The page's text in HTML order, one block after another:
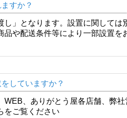
すか？
し」となります。設置に関して
品や配送条件等により一部設置
していますか？
WEB、ありがとう屋各店舗、弊
をご覧ください